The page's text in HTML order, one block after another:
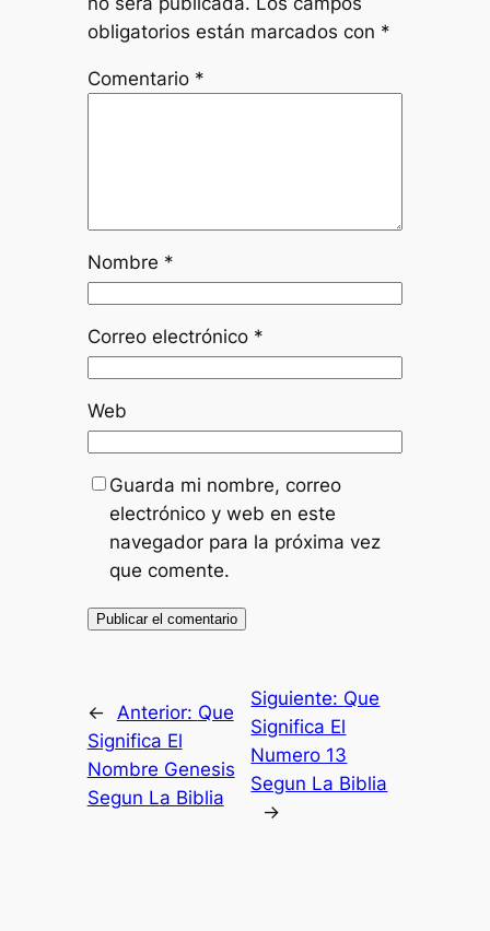
obligatorios están marcados con *
Comentario *
Nombre *
Correo electrónico *
Web
Guarda mi nombre, correo
electrónico y web en este
navegador para la próxima vez
que comente.
← Anterior: Que
Significa El
Nombre Genesis
Segun La Biblia
Siguiente: Que
Significa El
Numero 13
Segun La Biblia
→